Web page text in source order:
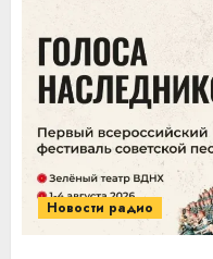
Новости радио